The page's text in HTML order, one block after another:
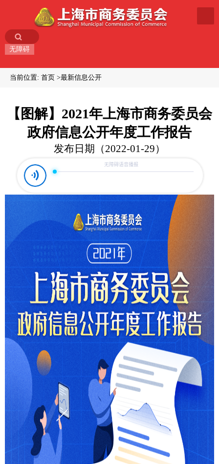
无障碍
当前位置: 首页 最新信息公开
【图解】2021年上海市商务委员会
政府信息公开年度工作报告
发布日期（2022-01-29）